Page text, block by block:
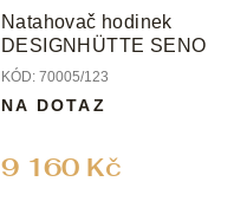
Natahovač hodinek
DESIGNHÜTTE SENO
KÓD: 70005/123
9 160 Kč
NA DOTAZ